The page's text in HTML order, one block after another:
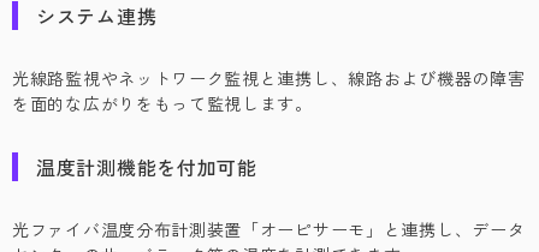
システム連携
光線路監視やネットワーク監視と連携し、線路および機器の障害
を面的な広がりをもって監視します。
温度計測機能を付加可能
光ファイバ温度分布計測装置「オーピサーモ」と連携し、データ